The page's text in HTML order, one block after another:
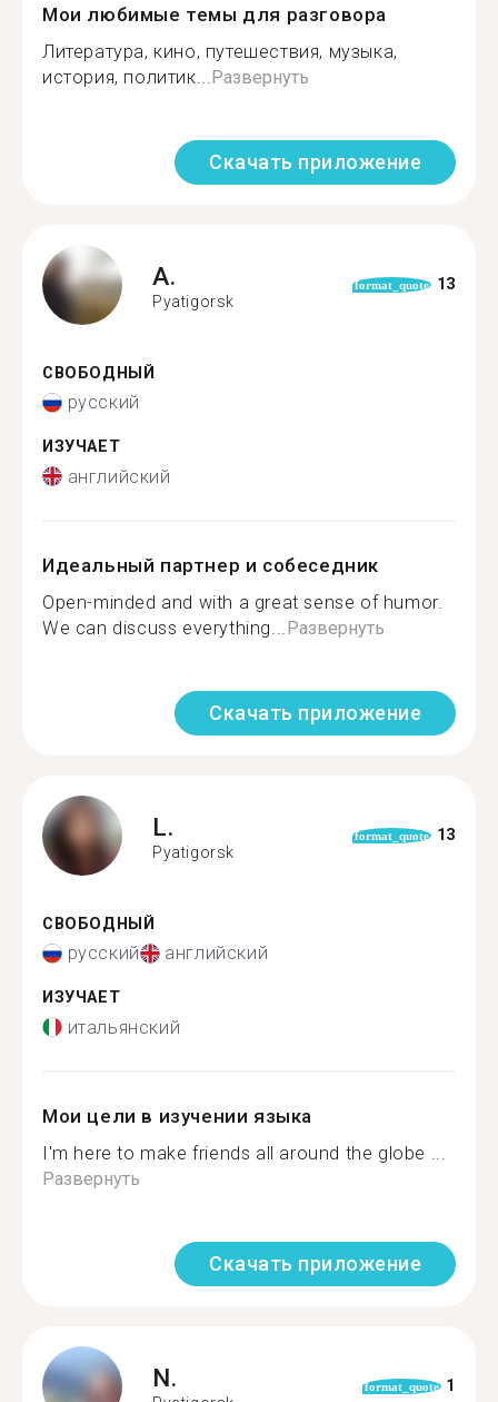
Мои любимые темы для разговора
Литература, кино, путешествия, музыка,
история, политик... Развернуть
Скачать приложение
A.
Pyatigorsk
format_quote 13
СВОБОДНЫЙ
русский
ИЗУЧАЕТ
английский
Идеальный партнер и собеседник
Open-minded and with a great sense of humor.
We can discuss everything... Развернуть
Скачать приложение
L.
Pyatigorsk
format_quote 13
СВОБОДНЫЙ
русский английский
ИЗУЧАЕТ
итальянский
Мои цели в изучении языка
I'm here to make friends all around the globe ...
Развернуть
Скачать приложение
N. format_quote 1